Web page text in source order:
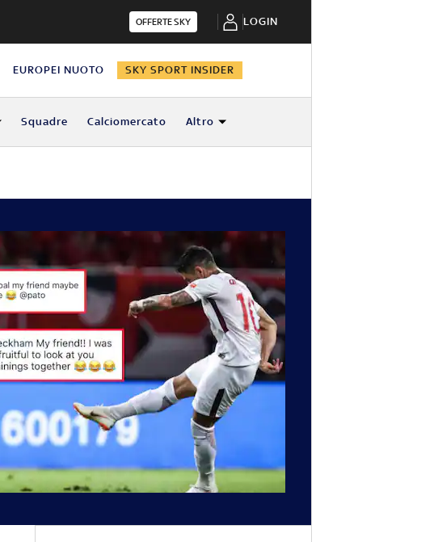
OFFERTE SKY LOGIN
EUROPEI NUOTO SKY SPORT INSIDER
Squadre Calciomercato Altro